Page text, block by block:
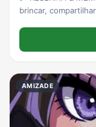
brincar,
AMIZADE